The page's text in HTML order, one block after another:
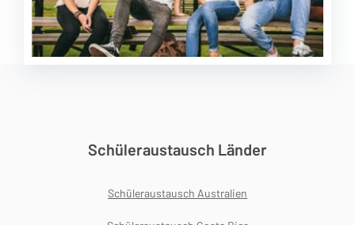
Schüleraustausch Länder
Schüleraustausch Australien